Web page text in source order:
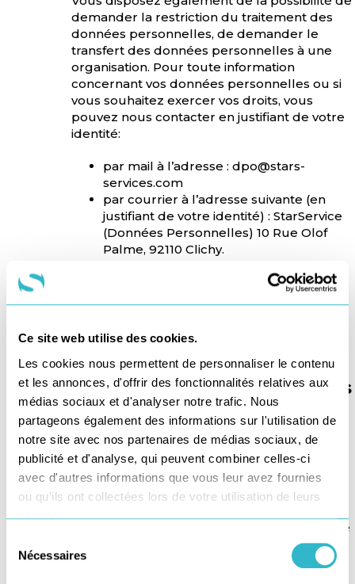
Ce site web utilise des cookies.
Les cookies nous permettent de personnaliser le contenu
et les annonces, d'offrir des fonctionnalités relatives aux
médias sociaux et d'analyser notre trafic. Nous
partageons également des informations sur l'utilisation de
notre site avec nos partenaires de médias sociaux, de
publicité et d'analyse, qui peuvent combiner celles-ci
avec d'autres informations que vous leur avez fournies
ou qu'ils ont collectées lors de votre utilisation de leurs
services.
Nécessaires
demander la restriction du traitement des
données personnelles, de demander le
transfert des données personnelles à une
organisation. Pour toute information
concernant vos données personnelles ou si
vous souhaitez exercer vos droits, vous
pouvez nous contacter en justifiant de votre
identité:
par mail à l’adresse : dpo@stars-
services.com
par courrier à l’adresse suivante (en
justifiant de votre identité) : StarService
(Données Personnelles) 10 Rue Olof
Palme, 92110 Clichy.
Si vous estimez après nous avoir contacté
que vos droits ne sont pas respectés, vous
la CNIL.
Combien de temps
conservons nous les données
à caractère personnel ?
Les données à caractère personnel ne sont
conservées que pendant la durée
strictement nécessaire à la finalité du
traitement pour laquelle elles ont été
préconisations de la CNIL et/ou des délais de
dispositions légales ou réglementaires.